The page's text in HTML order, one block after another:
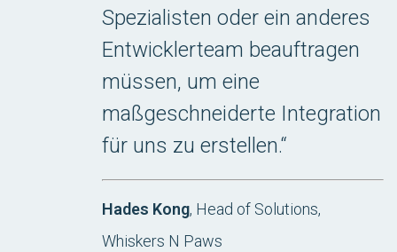
Spezialisten oder ein anderes
Entwicklerteam beauftragen
müssen, um eine
maßgeschneiderte Integration
für uns zu erstellen.“
Hades Kong, Head of Solutions,
Whiskers N Paws